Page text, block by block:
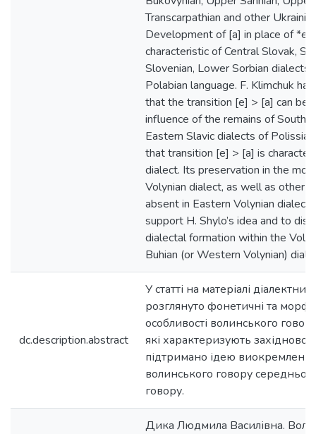
Transcarpathian and other
Development of [а] in place of *е,
characteristic of Central Slovak,
Slovenian, Lower Sorbian dialects
Polabian language. F. Klimchuk
that the transition [е] > [а] can be
influence of the remains of
Eastern Slavic dialects of Polissia.
that transition [е] > [a] is
dialect. Its preservation in the
Volynian dialect, as well as other
absent in Eastern Volynian
support H. Shylo’s idea and to
dialectal formation within the
Buhian (or Western Volynian)
dc.description.abstract
У статті на матеріалі діалектних
розглянуто фонетичні та
особливості волинського
які характеризують
підтримано ідею
волинського говору
говору.
Дика Людмила Василівна.